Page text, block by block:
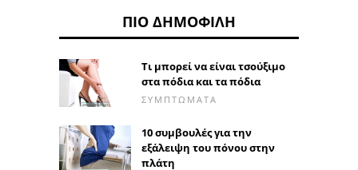
ΠΙΟ ΔΗΜΟΦΙΛΉ
Τι μπορεί να είναι τσούξιμο
στα πόδια και τα πόδια
ΣΥΜΠΤΏΜΑΤΑ
10 συμβουλές για την
εξάλειψη του πόνου στην
πλάτη